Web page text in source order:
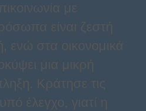
με
είναι ζεστή
ενώ στα οικονομικά
μια μικρή
Κράτησε τις
έλεγχο, γιατί η